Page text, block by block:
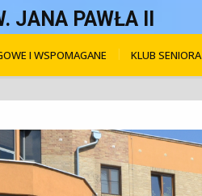
JANA PAWŁA II
I WSPOMAGANE KLUB SENIORA